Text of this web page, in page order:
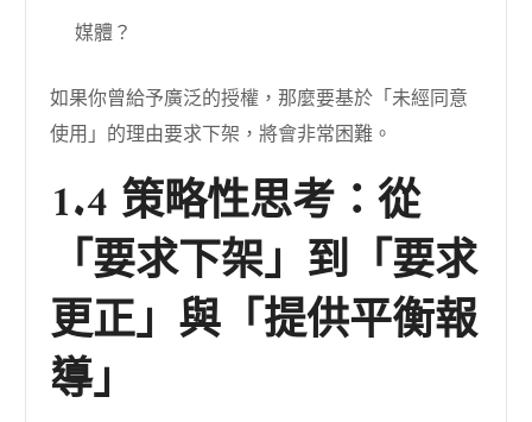
媒體？
如果你曾給予廣泛的授權，那麼要基於「未經同意
使用」的理由要求下架，將會非常困難。
1.4 策略性思考：從
「要求下架」到「要求
更正」與「提供平衡報
導」